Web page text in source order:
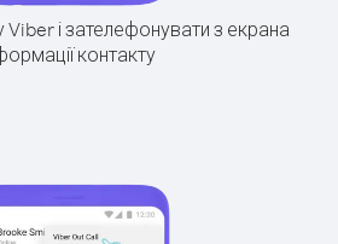
Viber і зателефонувати з екрана
контакту